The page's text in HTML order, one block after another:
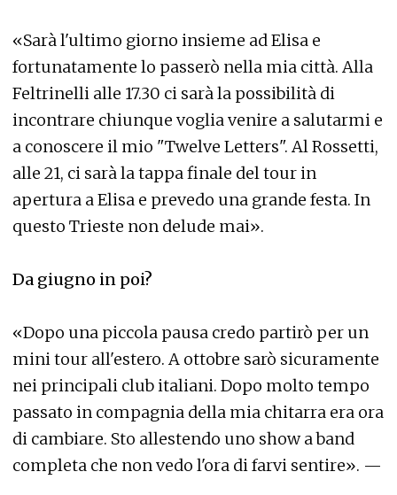
«Sarà l'ultimo giorno insieme ad Elisa e
fortunatamente lo passerò nella mia città. Alla
Feltrinelli alle 17.30 ci sarà la possibilità di
incontrare chiunque voglia venire a salutarmi e
a conoscere il mio "Twelve Letters". Al Rossetti,
alle 21, ci sarà la tappa finale del tour in
apertura a Elisa e prevedo una grande festa. In
questo Trieste non delude mai».
Da giugno in poi?
«Dopo una piccola pausa credo partirò per un
mini tour all'estero. A ottobre sarò sicuramente
nei principali club italiani. Dopo molto tempo
passato in compagnia della mia chitarra era ora
di cambiare. Sto allestendo uno show a band
completa che non vedo l'ora di farvi sentire». —